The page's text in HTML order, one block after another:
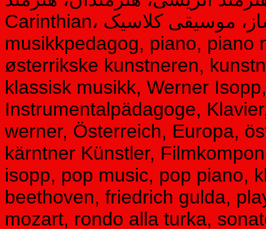
Carinthian، آهنگساز، موسیقی کلاسیک، Musiker, komponist,
musikkpedagog, piano,
østerrikske kunstneren,
klassisk musikk, Werner
Instrumentalpädagoge,
werner, Österreich, Europa,
kärntner Künstler,
isopp, pop music, pop piano,
beethoven, friedrich gulda,
mozart, rondo alla turka,